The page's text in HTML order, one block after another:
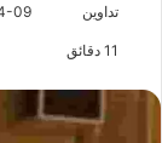
تداوين 09